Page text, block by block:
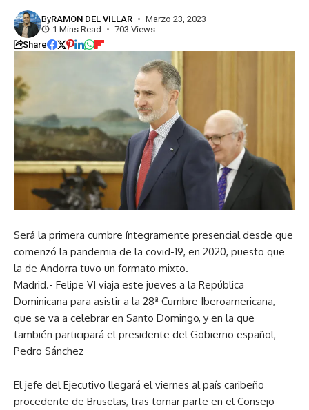
ByRAMON DEL VILLAR
Marzo 23, 2023
1 Mins Read
703 Views
Share
Será la primera cumbre íntegramente presencial desde que
comenzó la pandemia de la covid-19, en 2020, puesto que
la de Andorra tuvo un formato mixto.
Madrid.- Felipe VI viaja este jueves a la República
Dominicana para asistir a la 28ª Cumbre Iberoamericana,
que se va a celebrar en Santo Domingo, y en la que
también participará el presidente del Gobierno español,
Pedro Sánchez
El jefe del Ejecutivo llegará el viernes al país caribeño
procedente de Bruselas, tras tomar parte en el Consejo